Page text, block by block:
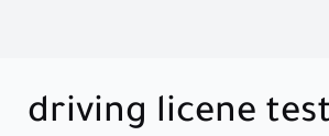
driving licene